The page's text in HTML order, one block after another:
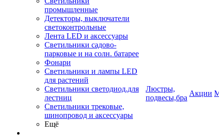
промышленные
Детекторы, выключатели
светоконтрольные
Лента LED и аксессуары
Светильники садово-
парковые и на солн. батарее
Фонари
Светильники и лампы LED
для растений
Светильники светодиод.для
лестниц
Светильники трековые,
шинопровод и аксессуары
Ещё
Люстры,
подвесы,бра
Акции